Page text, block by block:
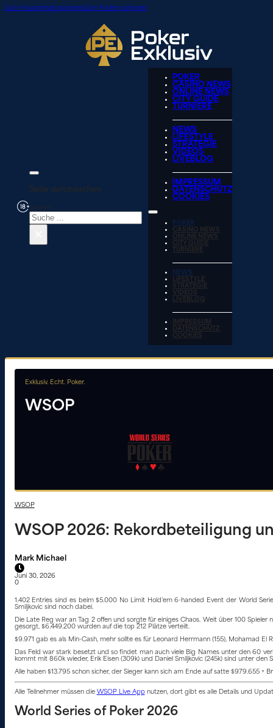
Zum Hauptinhalt springenZum Footer springen
Seite durchsuchen
POKER
CASINO NEWS
ONLINE NEWS
CITY GUIDE
TURNIERE
NEWS
LIFESTYLE
STRATEGIE
VIDEOS
LIVEBLOG
IMPRESSUM
DATENSCHUTZ
COOKIES
POKER
CASINO NEWS
ONLINE NEWS
CITY GUIDE
TURNIERE
NEWS
LIFESTYLE
STRATEGIE
VIDEOS
LIVEBLOG
IMPRESSUM
DATENSCHUTZ
COOKIES
Exklusiv. Echt. Poker.
WSOP
WSOP
WSOP 2026: Rekordbeteiligung
Mark Michael
Juni 30, 2026
0
1.402 Entries sind es beim $5.000 No Limit Hold’em 6-handed Event der World
Smiljkovic sind noch dabei.
Die Late Reg war an Tag 2 offen und sorgte für einiges Chaos. Weit über 100
gesorgt, $6.449.200 wurden auf die top 212 Plätze verteilt.
$9.971 gab es als Min-Cash, mehr sollte es für Leonard Herrmann (155), Mohamad El
Das Feld war stark besetzt und so findet man auch viele Big Names unter den 60
kommt mit 860k wieder, Erik Eisen (309k) und Daniel Smiljkovic (245k) sind unter den
Alle haben $13.795 schon sicher, der Sieger kann sich am Ende auf satte $979.655 +
Alle Teilnehmer müssen die WSOP Live Appnutzen, dort gibt es alle Details und
World Series of Poker 2026